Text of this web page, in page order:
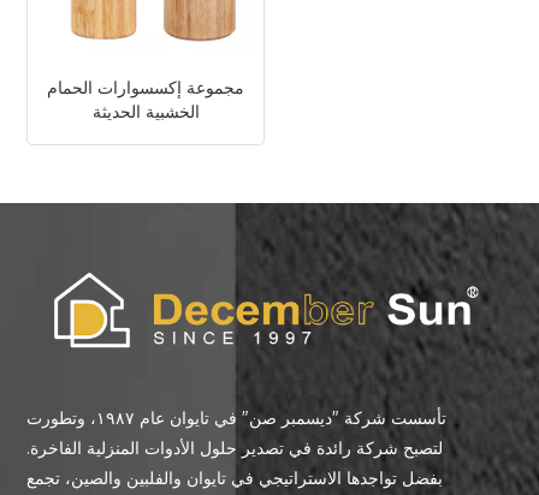
مجموعة إكسسوارات الحمام
الخشبية الحديثة
تأسست شركة "ديسمبر صن" في تايوان عام ١٩٨٧، وتطورت
لتصبح شركة رائدة في تصدير حلول الأدوات المنزلية الفاخرة.
بفضل تواجدها الاستراتيجي في تايوان والفلبين والصين، تجمع